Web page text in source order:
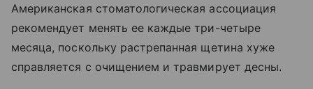
Американская стоматологическая ассоциация
рекомендует менять ее каждые три-четыре
месяца, поскольку растрепанная щетина хуже
справляется с очищением и травмирует десны.